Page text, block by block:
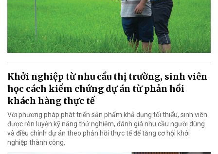
Khởi nghiệp từ nhu cầu thị trường, sinh viên
học cách kiểm chứng dự án từ phản hồi
khách hàng thực tế
Với phương pháp phát triển sản phẩm khả dụng tối thiểu, sinh viên
được rèn luyện kỹ năng thử nghiệm, đánh giá nhu cầu người dùng
và điều chỉnh dự án theo phản hồi thực tế để tăng cơ hội khởi
nghiệp thành công.